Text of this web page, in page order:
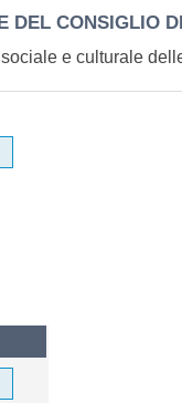
DEL CONSIGLIO
e culturale